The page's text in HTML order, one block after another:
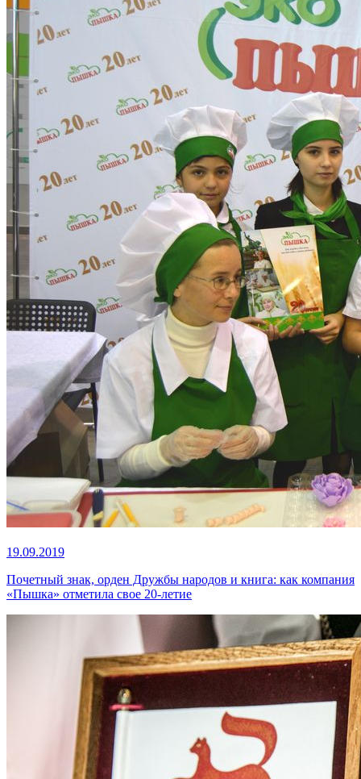
19.09.2019
Почетный знак, орден Дружбы народов и книга: как компания
«Пышка» отметила свое 20-летие